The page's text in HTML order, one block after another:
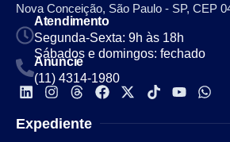
Nova Conceição, São Paulo - SP, CEP
Atendimento
Segunda-Sexta: 9h às 18h
Sábados e domingos: fechado
Anuncie
(11) 4314-1980
Expediente